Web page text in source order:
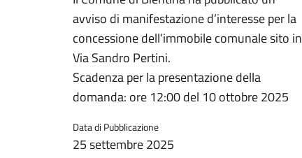
avviso di manifestazione d’interesse per la
concessione dell’immobile comunale sito in
Via Sandro Pertini.
Scadenza per la presentazione della
domanda: ore 12:00 del 10 ottobre 2025
Data di Pubblicazione
25 settembre 2025